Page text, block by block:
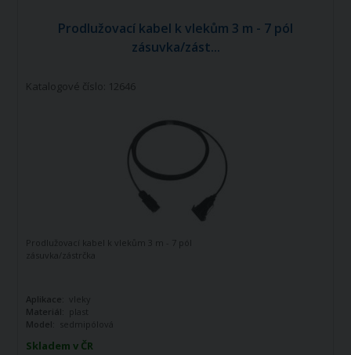
Prodlužovací kabel k vlekům 3 m - 7 pól
zásuvka/zást...
Katalogové číslo: 12646
Skladem v ČR
Prodlužovací kabel k vlekům 3 m - 7 pól
zásuvka/zástrčka
Aplikace:
vleky
Materiál: plast
Model:
sedmipólová